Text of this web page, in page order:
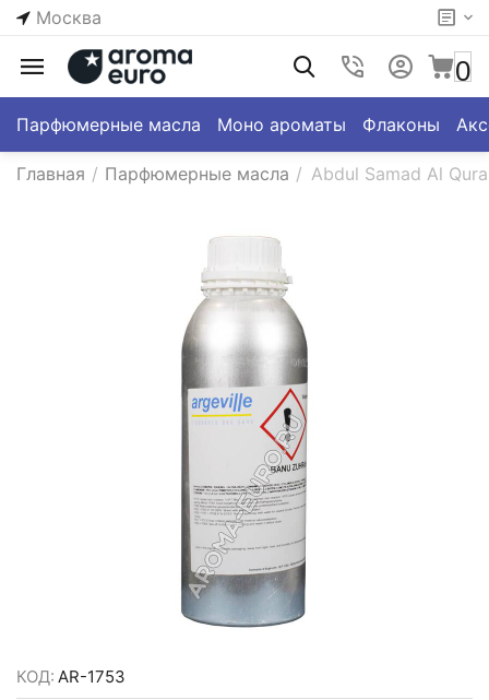
Москва
0
Парфюмерные масла Моно ароматы Флаконы
Главная / Парфюмерные масла / Abdul Samad Al
КОД: AR-1753